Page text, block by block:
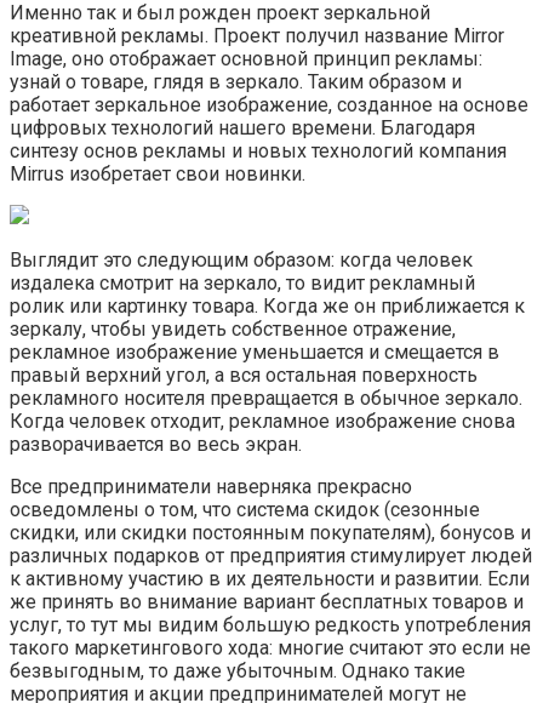
Именно так и был рожден проект зеркальной
креативной рекламы. Проект получил название Mirror
Image, оно отображает основной принцип рекламы:
узнай о товаре, глядя в зеркало. Таким образом и
работает зеркальное изображение, созданное на основе
цифровых технологий нашего времени. Благодаря
синтезу основ рекламы и новых технологий компания
Mirrus изобретает свои новинки.
Выглядит это следующим образом: когда человек
издалека смотрит на зеркало, то видит рекламный
ролик или картинку товара. Когда же он приближается к
зеркалу, чтобы увидеть собственное отражение,
рекламное изображение уменьшается и смещается в
правый верхний угол, а вся остальная поверхность
рекламного носителя превращается в обычное зеркало.
Когда человек отходит, рекламное изображение снова
разворачивается во весь экран.
Все предприниматели наверняка прекрасно
осведомлены о том, что система скидок (сезонные
скидки, или скидки постоянным покупателям), бонусов и
различных подарков от предприятия стимулирует людей
к активному участию в их деятельности и развитии. Если
же принять во внимание вариант бесплатных товаров и
услуг, то тут мы видим большую редкость употребления
такого маркетингового хода: многие считают это если не
безвыгодным, то даже убыточным. Однако такие
мероприятия и акции предпринимателей могут не